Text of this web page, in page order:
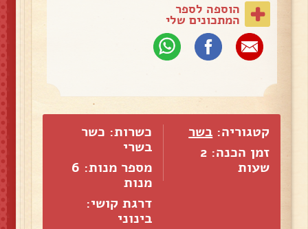
הוספה לספר
המתכונים שלי
קטגוריה: בשר
זמן הכנה: 2
שעות
כשרות: כשר
בשרי
מספר מנות: 6
מנות
דרגת קושי:
בינוני